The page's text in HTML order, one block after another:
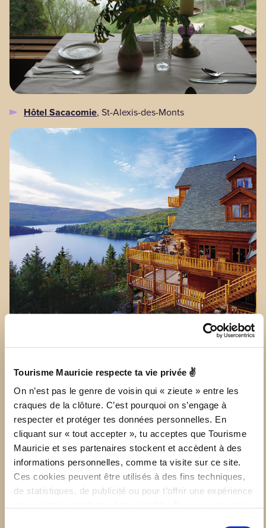
Tourisme Mauricie respecte ta vie privée ✌
On n’est pas le genre de voisin qui « zieute » entre les
craques de la clôture. C’est pourquoi on s’engage à
respecter et protéger tes données personnelles. En
cliquant sur « tout accepter », tu acceptes que Tourisme
Mauricie et ses partenaires stockent et accèdent à des
informations personnelles, comme ta visite sur ce site.
Ces cookies peuvent être utilisés à des fins techniques,
de statistiques, de publicité ou pour t’offrir une expérience
Hôtel Sacacomie, St-Alexis-des-Monts
Découvrez Le
AVEC VUE SUR LA
RIVIÈRE SAINT-
MAURICE OU
BATISCAN